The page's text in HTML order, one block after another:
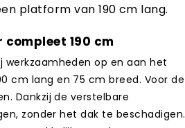
platform van 190 cm lang.
190 cm
werkzaamheden op en aan het
cm lang en 75 cm breed. Voor de
Dankzij de verstelbare
zonder het dak te beschadigen.